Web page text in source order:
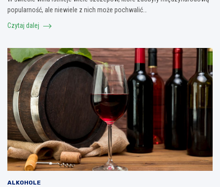
popularność, ale niewiele z nich może pochwalić…
Czytaj dalej
ALKOHOLE